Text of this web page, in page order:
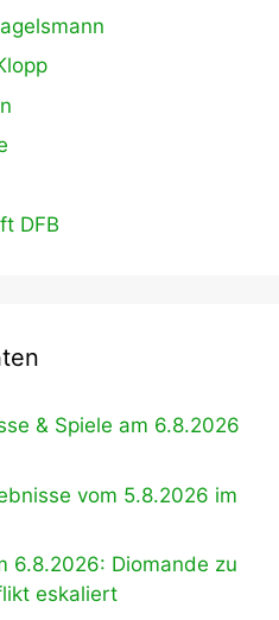
DFB
& Spiele am 6.8.2026
vom 5.8.2026 im
6.8.2026: Diomande zu
eskaliert